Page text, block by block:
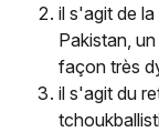
il s'agit de
Pakistan,
façon très
il s'agit du